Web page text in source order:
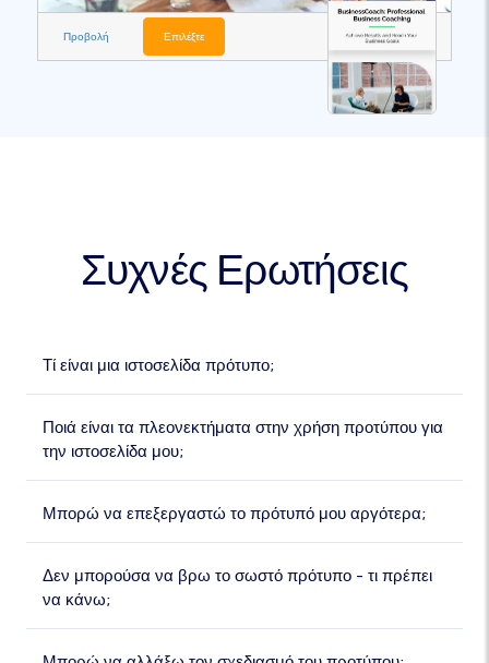
Προβολή Επιλέξτε
Συχνές Ερωτήσεις
Τί είναι μια ιστοσελίδα πρότυπο;
Ποιά είναι τα πλεονεκτήματα στην χρήση προτύπου για
την ιστοσελίδα μου;
Μπορώ να επεξεργαστώ το πρότυπό μου αργότερα;
Δεν μπορούσα να βρω το σωστό πρότυπο - τι πρέπει
να κάνω;